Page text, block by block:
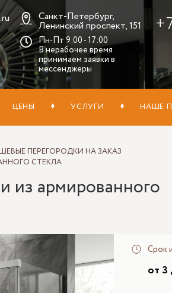
Санкт-Петербург,
Ленинский проспект, 151
Пн-Пт 9:00 - 17:00
В нерабочее время
принимаем заявки в
мессенджеры
ЦЕНЫ УСЛУГИ НАШЕ
ПЕРЕГОРОДКИ НА ЗАКАЗ
СТЕКЛА
из армированного
Срок
от 3